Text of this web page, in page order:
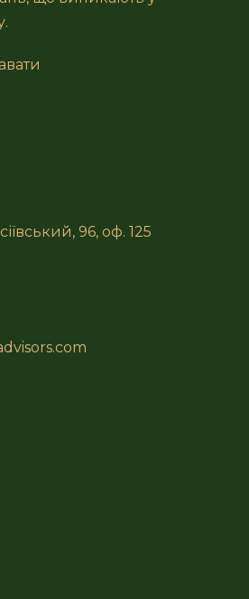
96, оф. 125